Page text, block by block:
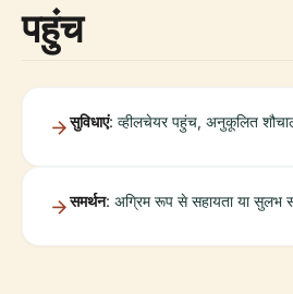
पहुंच
सुविधाएं: व्हीलचेयर पहुंच, अनुकूलित
समर्थन: अग्रिम रूप से सहायता या सुलभ